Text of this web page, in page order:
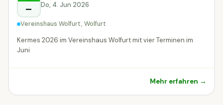
– Do, 4. Jun 2026
Vereinshaus Wolfurt, Wolfurt
Kermes 2026 im Vereinshaus Wolfurt mit vier Terminen im
Juni
Mehr erfahren →